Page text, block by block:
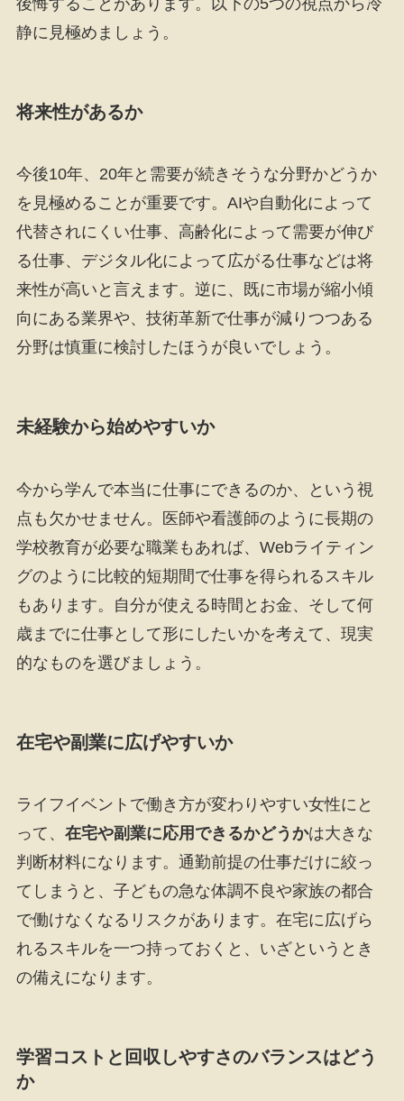
静に見極めましょう。
将来性があるか
今後10年、20年と需要が続きそうな分野かどうか
を見極めることが重要です。AIや自動化によって
代替されにくい仕事、高齢化によって需要が伸び
る仕事、デジタル化によって広がる仕事などは将
来性が高いと言えます。逆に、既に市場が縮小傾
向にある業界や、技術革新で仕事が減りつつある
分野は慎重に検討したほうが良いでしょう。
未経験から始めやすいか
今から学んで本当に仕事にできるのか、という視
点も欠かせません。医師や看護師のように長期の
学校教育が必要な職業もあれば、Webライティン
グのように比較的短期間で仕事を得られるスキル
もあります。自分が使える時間とお金、そして何
歳までに仕事として形にしたいかを考えて、現実
的なものを選びましょう。
在宅や副業に広げやすいか
ライフイベントで働き方が変わりやすい女性にと
って、 在宅や副業に応用できるかどうかは大きな
判断材料になります。通勤前提の仕事だけに絞っ
てしまうと、子どもの急な体調不良や家族の都合
で働けなくなるリスクがあります。在宅に広げら
れるスキルを一つ持っておくと、いざというとき
の備えになります。
学習コストと回収しやすさのバランスはどう
か